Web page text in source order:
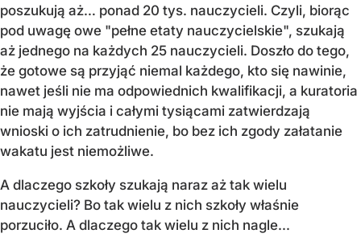
poszukują aż… ponad 20 tys. nauczycieli. Czyli, biorąc
pod uwagę owe "pełne etaty nauczycielskie", szukają
aż jednego na każdych 25 nauczycieli. Doszło do tego,
że gotowe są przyjąć niemal każdego, kto się nawinie,
nawet jeśli nie ma odpowiednich kwalifikacji, a kuratoria
nie mają wyjścia i całymi tysiącami zatwierdzają
wnioski o ich zatrudnienie, bo bez ich zgody załatanie
wakatu jest niemożliwe.
A dlaczego szkoły szukają naraz aż tak wielu
nauczycieli? Bo tak wielu z nich szkoły właśnie
porzuciło. A dlaczego tak wielu z nich nagle...